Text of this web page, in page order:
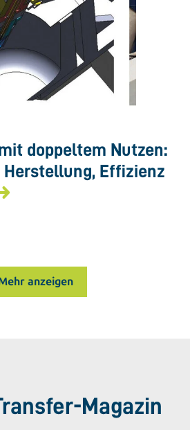
doppeltem Nutzen:
Effizienz
anzeigen
Magazin